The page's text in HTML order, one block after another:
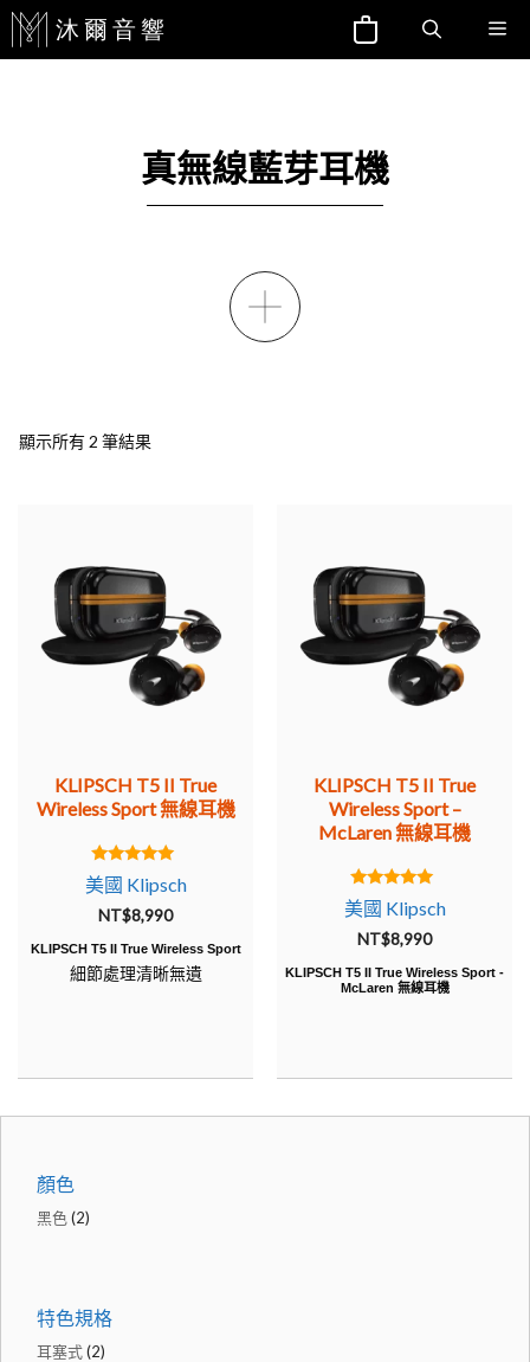
跳
至
真無線藍芽耳機
顯示所有 2 筆結果
KLIPSCH T5 II True
Wireless Sport 無線耳機
5.00
out of 5
美國 Klipsch
NT$8,990
KLIPSCH T5 II True Wireless Sport
細節處理清晰無遺
KLIPSCH T5 II True
Wireless Sport –
McLaren 無線耳機
5.00
out of 5
美國 Klipsch
NT$8,990
KLIPSCH T5 II True Wireless Sport -
McLaren 無線耳機
顏色
黑色(2)
特色規格
耳塞式(2)